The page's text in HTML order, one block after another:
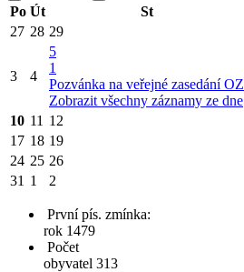
Po Út St
27 28 29
3 4
5
1
Pozvánka na veřejné zasedání OZ
Zobrazit všechny záznamy ze dne
10 11 12
17 18 19
24 25 26
31 1 2
První pís. zmínka:
rok 1479
Počet
obyvatel 313